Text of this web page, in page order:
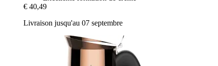
€ 40,49
Livraison jusqu'au 07 septembre